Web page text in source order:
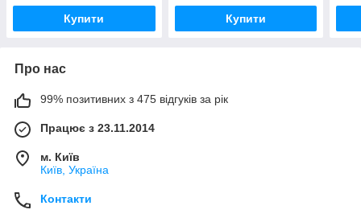
Купити Купити
Про нас
99% позитивних з 475 відгуків за рік
Працює з 23.11.2014
м. Київ
Київ, Україна
Контакти